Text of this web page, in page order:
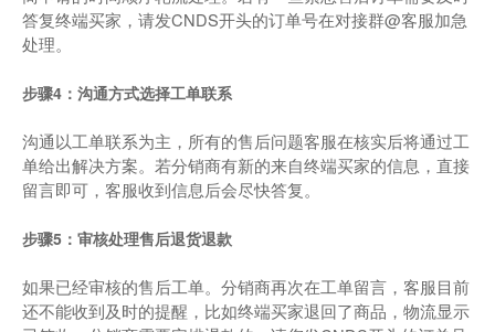
答复终端买家，请发CNDS开头的订单号在对接群@客服加急
处理。
步骤4：沟通方式选择工单联系
沟通以工单联系为主，所有的售后问题客服在核实后将通过工
单给出解决方案。若分销商有新的来自终端买家的信息，直接
留言即可，客服收到信息后会尽快答复。
步骤5：审核处理售后退货退款
如果已经审核的售后工单。分销商再次在工单留言，客服目前
还不能收到及时的提醒，比如终端买家退回了商品，物流显示